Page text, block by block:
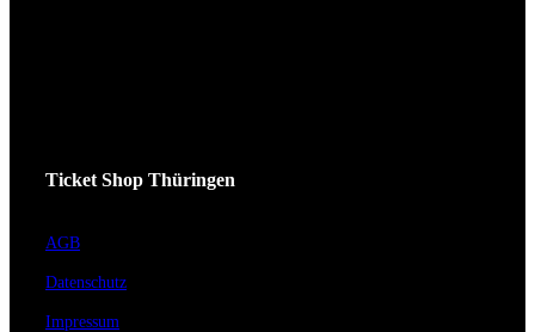
Ticket Shop Thüringen
AGB
Datenschutz
Impressum